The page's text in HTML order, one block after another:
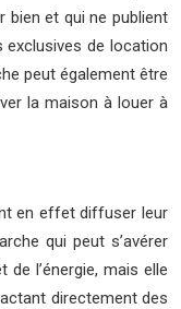
bien et qui ne publient
exclusives de location
peut également être
la maison à louer à
en effet diffuser leur
qui peut s’avérer
l’énergie, mais elle
directement des